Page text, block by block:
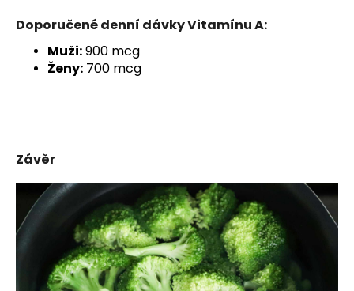
Doporučené denní dávky Vitamínu A:
Muži:900 mcg
Ženy: 700 mcg
Závěr